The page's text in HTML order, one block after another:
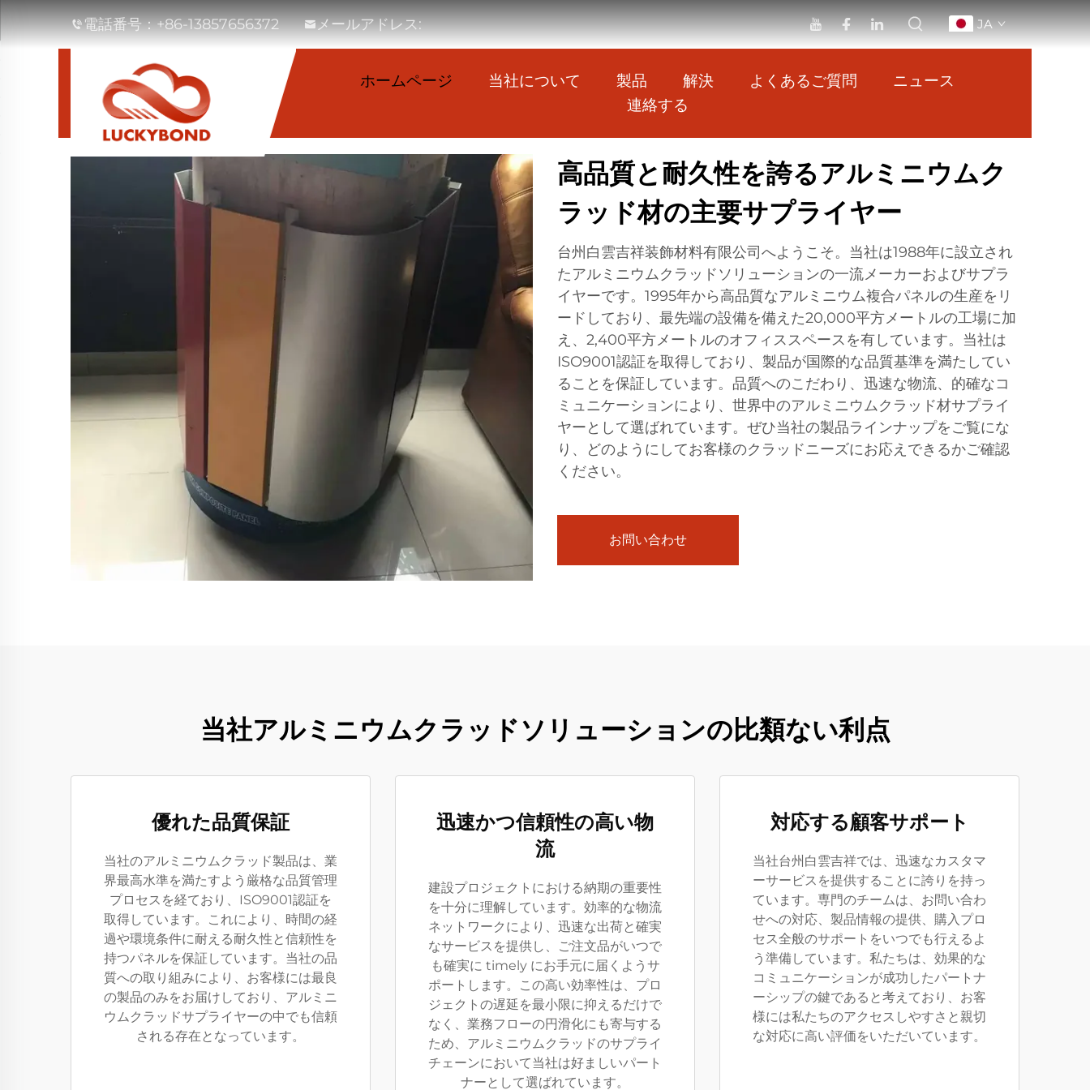
電話番号：+86-13857656372 メールアドレス: JA
ホームページ 当社について 製品 解決 よくあるご質問
ニュース
連絡する
高品質と耐久性を誇るアルミニウムク
ラッド材の主要サプライヤー
台州白雲吉祥装飾材料有限公司へようこそ。当社は1988年に設立され
たアルミニウムクラッドソリューションの一流メーカーおよびサプラ
イヤーです。1995年から高品質なアルミニウム複合パネルの生産をリ
ードしており、最先端の設備を備えた20,000平方メートルの工場に加
え、2,400平方メートルのオフィススペースを有しています。当社は
ISO9001認証を取得しており、製品が国際的な品質基準を満たしてい
ることを保証しています。品質へのこだわり、迅速な物流、的確なコ
ミュニケーションにより、世界中のアルミニウムクラッド材サプライ
ヤーとして選ばれています。ぜひ当社の製品ラインナップをご覧にな
り、どのようにしてお客様のクラッドニーズにお応えできるかご確認
ください。
お問い合わせ
当社アルミニウムクラッドソリューションの比類ない利点
優れた品質保証
当社のアルミニウムクラッド製品は、業
界最高水準を満たすよう厳格な品質管理
プロセスを経ており、ISO9001認証を
取得しています。これにより、時間の経
過や環境条件に耐える耐久性と信頼性を
持つパネルを保証しています。当社の品
質への取り組みにより、お客様には最良
の製品のみをお届けしており、アルミニ
ウムクラッドサプライヤーの中でも信頼
される存在となっています。
迅速かつ信頼性の高い物
流
建設プロジェクトにおける納期の重要性
を十分に理解しています。効率的な物流
ネットワークにより、迅速な出荷と確実
なサービスを提供し、ご注文品がいつで
も確実に timely にお手元に届くようサ
ポートします。この高い効率性は、プロ
ジェクトの遅延を最小限に抑えるだけで
なく、業務フローの円滑化にも寄与する
ため、アルミニウムクラッドのサプライ
チェーンにおいて当社は好ましいパート
ナーとして選ばれています。
対応する顧客サポート
当社台州白雲吉祥では、迅速なカスタマ
ーサービスを提供することに誇りを持っ
ています。専門のチームは、お問い合わ
せへの対応、製品情報の提供、購入プロ
セス全般のサポートをいつでも行えるよ
う準備しています。私たちは、効果的な
コミュニケーションが成功したパートナ
ーシップの鍵であると考えており、お客
様には私たちのアクセスしやすさと親切
な対応に高い評価をいただいています。